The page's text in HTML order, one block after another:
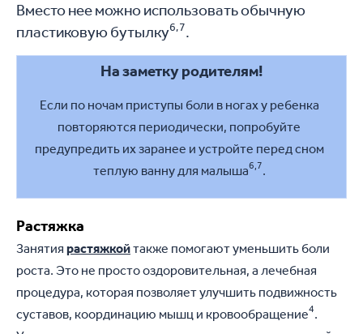
Вместо нее можно использовать обычную
пластиковую бутылку6,7.
На заметку родителям!
Если по ночам приступы боли в ногах у ребенка
повторяются периодически, попробуйте
предупредить их заранее и устройте перед сном
теплую ванну для малыша6,7.
Растяжка
Занятия растяжкойтакже помогают уменьшить боли
роста. Это не просто оздоровительная, а лечебная
процедура, которая позволяет улучшить подвижность
суставов, координацию мышц и кровообращение4.